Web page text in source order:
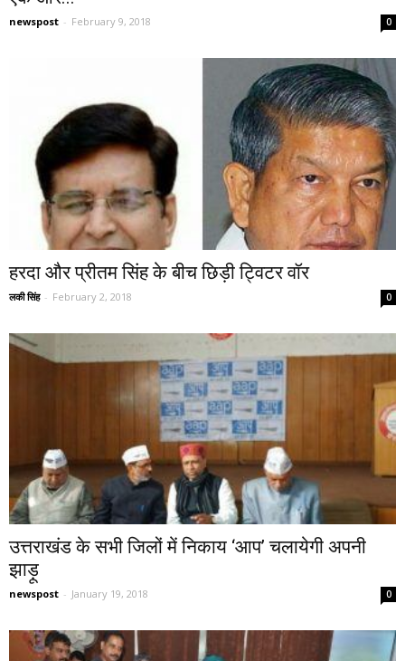
newspost - February 9, 2018 0
हरदा और प्रीतम सिंह के बीच छिड़ी ट्विटर वॉर
लकी सिंह - February 2, 2018 0
उत्तराखंड के सभी जिलों में निकाय ‘आप’ चलायेगी अपनी
झाड़ू
newspost - January 19, 2018 0